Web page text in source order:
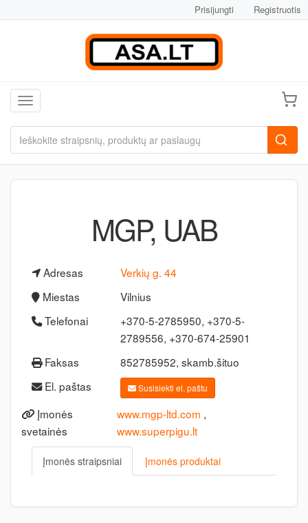
Prisijungti Registruotis
Toggle navigation
MGP, UAB
Adresas
Verkių g. 44
Miestas
Vilnius
Telefonai
+370-5-2785950, +370-5-
2789556, +370-674-25901
Faksas
852785952, skamb.šituo
El. paštas
Susisiekti el. paštu
Įmonės
svetainės
www.mgp-ltd.com ,
www.superpigu.lt
Įmonės straipsniai Įmonės produktai